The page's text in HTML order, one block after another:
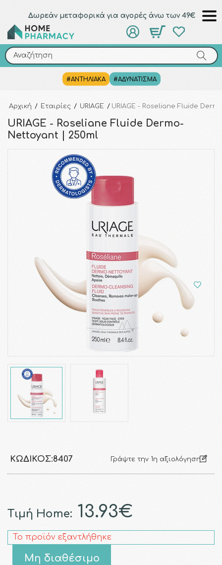
Δωρεάν μεταφορικά για αγορές άνω των 49€
Αναζήτηση
#ΑΝΤΗΛΙΑΚΑ #ΑΔΥΝΑΤΙΣΜΑ
Αναζήτηση
Αρχική / Εταιρίες / URIAGE / URIAGE - Roseliane Fluide
URIAGE - Roseliane Fluide Dermo-
Nettoyant | 250ml
ΚΩΔΙΚΌΣ:8407 Γράψτε την 1η αξιολόγηση
Τιμή Home: 13.93€
Το προϊόν εξαντλήθηκε
Μη διαθέσιμο